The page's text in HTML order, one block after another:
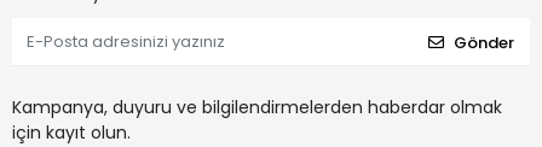
Gönder
Kampanya, duyuru ve bilgilendirmelerden haberdar olmak
için kayıt olun.